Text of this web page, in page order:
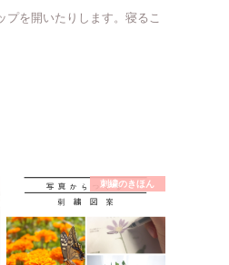
を開いたりします。寝るこ
刺繍のきほん